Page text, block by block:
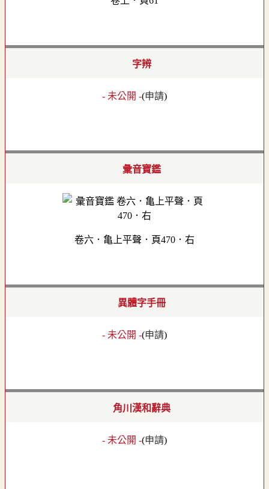
字辨
- 未公開 -(申請)
彙音寶鑑
卷六．亀上平聲．頁470．右
異體字手冊
- 未公開 -(申請)
角川漢和辭典
- 未公開 -(申請)